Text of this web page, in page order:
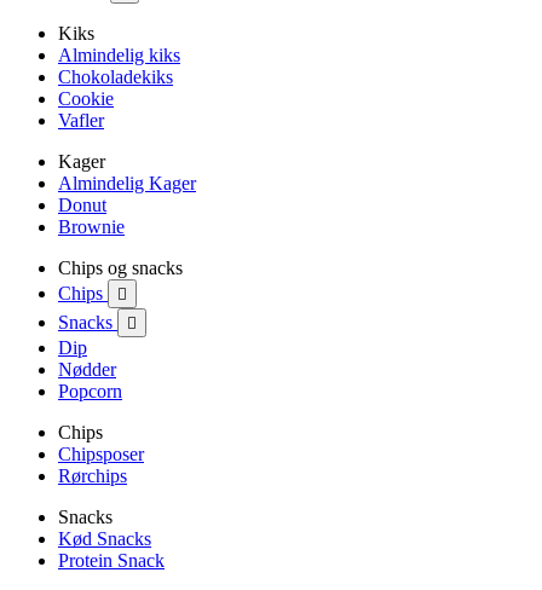
Kiks
Almindelig kiks
Chokoladekiks
Cookie
Vafler
Kager
Almindelig Kager
Donut
Brownie
Chips og snacks
Chips

Snacks 
Dip
Nødder
Popcorn
Chips
Chipsposer
Rørchips
Snacks
Kød Snacks
Protein Snack